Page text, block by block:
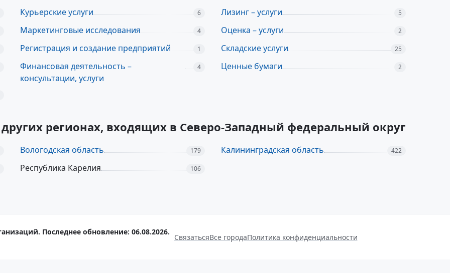
Курьерские услуги 6 Лизинг – услуги 5
Маркетинговые исследования 4 Оценка – услуги 2
Регистрация и создание предприятий 1 Складские услуги 25
Финансовая деятельность –
консультации, услуги
4 Ценные бумаги 2
других регионах, входящих в Северо-Западный федеральный округ
Вологодская область 179 Калининградская область 422
Республика Карелия 106
Последнее обновление: 06.08.2026.
СвязатьсяВсе городаПолитика конфиденциальности